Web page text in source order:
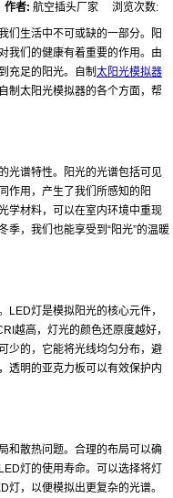
作者: 航空插头厂家 浏览次数:
们生活中不可或缺的一部分。阳
我们的健康有着重要的作用。由
充足的阳光。自制 太阳光模拟器
制太阳光模拟器的各个方面，帮
光谱特性。阳光的光谱包括可见
作用，产生了我们所感知的阳
学材料，可以在室内环境中重现
季，我们也能享受到“阳光”的温暖
LED灯是模拟阳光的核心元件，
越高，灯光的颜色还原度越好，
少的，它能将光线均匀分布，避
透明的亚克力板可以有效保护内
和散热问题。合理的布局可以确
灯的使用寿命。可以选择将灯
，以便模拟出更复杂的光谱。